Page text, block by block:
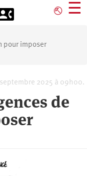
⎋ ☰
pour imposer
2025 à 09h00.
de